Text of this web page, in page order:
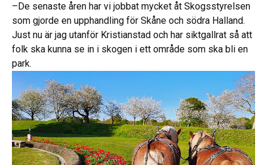
–De senaste åren har vi jobbat mycket åt Skogsstyrelsen
som gjorde en upphandling för Skåne och södra Halland.
Just nu är jag utanför Kristianstad och har siktgallrat så att
folk ska kunna se in i skogen i ett område som ska bli en
park.